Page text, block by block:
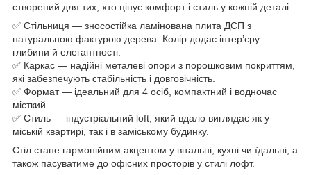
створений для тих, хто цінує комфорт і стиль у кожній деталі.
✅ Стільниця — зносостійка ламінована плита ДСП з
натуральною фактурою дерева. Колір додає інтер’єру
глибини й елегантності.
✅ Каркас — надійні металеві опори з порошковим покриттям,
які забезпечують стабільність і довговічність.
✅ Формат — ідеальний для 4 осіб, компактний і водночас
місткий
✅ Стиль — індустріальний loft, який вдало виглядає як у
міській квартирі, так і в заміському будинку.
Стіл стане гармонійним акцентом у вітальні, кухні чи їдальні, а
також пасуватиме до офісних просторів у стилі лофт.